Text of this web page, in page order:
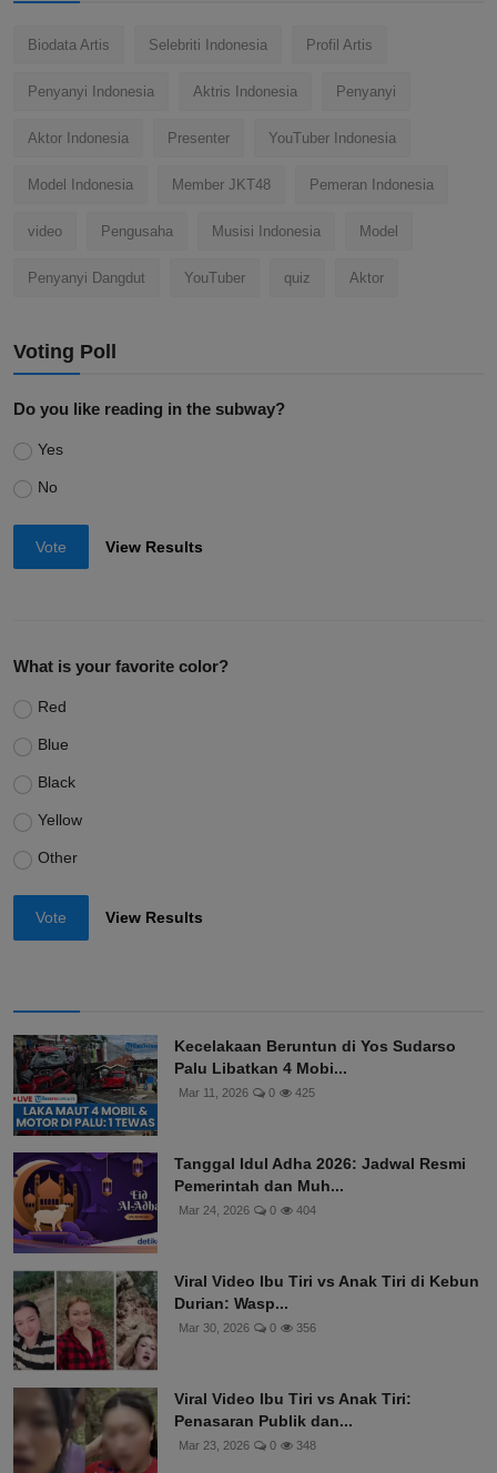
Biodata Artis Selebriti Indonesia Profil Artis
Penyanyi Indonesia Aktris Indonesia Penyanyi
Aktor Indonesia Presenter YouTuber Indonesia
Model Indonesia Member JKT48 Pemeran Indonesia
video Pengusaha Musisi Indonesia Model
Penyanyi Dangdut YouTuber quiz Aktor
Voting Poll
Do you like reading in the subway?
Yes
No
Vote View Results
What is your favorite color?
Red
Blue
Black
Yellow
Other
Vote View Results
Kecelakaan Beruntun di Yos Sudarso
Palu Libatkan 4 Mobi...
Mar 11, 2026 0 425
Tanggal Idul Adha 2026: Jadwal Resmi
Pemerintah dan Muh...
Mar 24, 2026 0 404
Viral Video Ibu Tiri vs Anak Tiri di Kebun
Durian: Wasp...
Mar 30, 2026 0 356
Viral Video Ibu Tiri vs Anak Tiri:
Penasaran Publik dan...
Mar 23, 2026 0 348